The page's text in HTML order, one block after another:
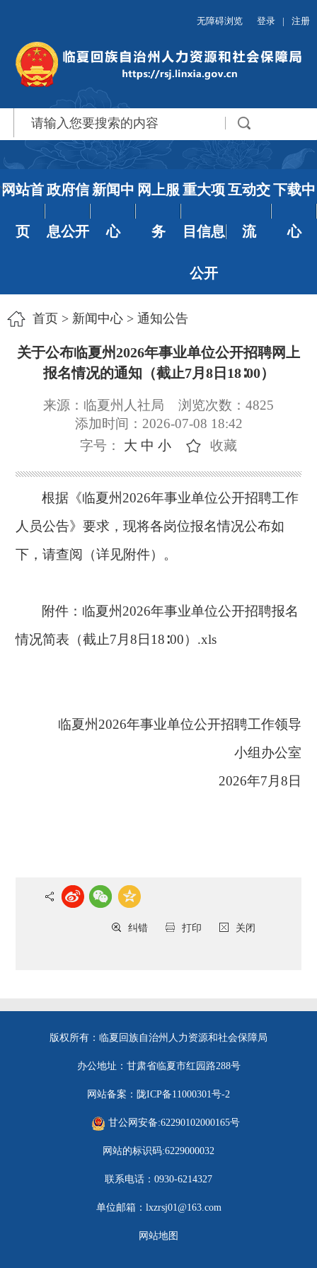
无障碍浏览 登录 | 注册
网站首
页
政府信
息公开
新闻中
心
网上服
务
重大项
目信息
公开
互动交
流
下载中
心
首页> 新闻中心> 通知公告
关于公布临夏州2026年事业单位公开招聘网上
报名情况的通知（截止7月8日18∶00）
来源：临夏州人社局 浏览次数： 4825
添加时间：2026-07-08 18:42
字号： 大 中 小 收藏
根据《临夏州 2026年事业单位公开招聘工作
人员公告》要求，现将各岗位报名情况公布如
下，请查阅（详见附件）。
附件： 临夏州2026年事业单位公开招聘报名
情况简表（截止7月8日18∶00）.xls
临夏州 2026年事业单位公开招聘工作领导
小组办公室
2026年7月8日
关闭
打印
纠错
版权所有：临夏回族自治州人力资源和社会保障局
办公地址：甘肃省临夏市红园路288号
网站备案：陇ICP备11000301号-2
甘公网安备:62290102000165号
网站的标识码:6229000032
联系电话：0930-6214327
单位邮箱：lxzrsj01@163.com
网站地图